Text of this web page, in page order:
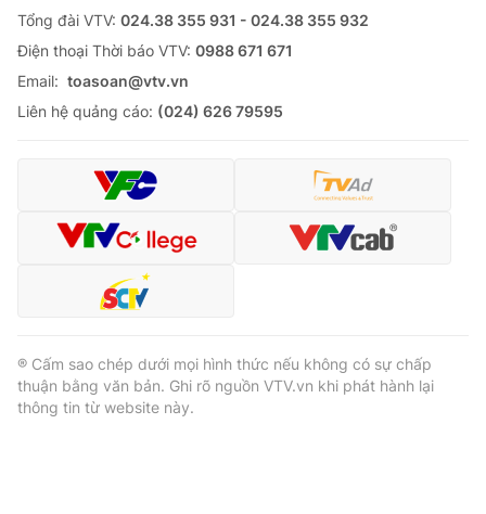
Tổng đài VTV: 024.38 355 931 - 024.38 355 932
Ðiện thoại Thời báo VTV: 0988 671 671
Email: toasoan@vtv.vn
Liên hệ quảng cáo: (024) 626 79595
® Cấm sao chép dưới mọi hình thức nếu không có sự chấp
thuận bằng văn bản. Ghi rõ nguồn VTV.vn khi phát hành lại
thông tin từ website này.